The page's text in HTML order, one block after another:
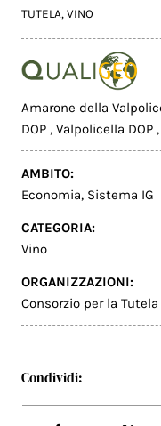
TUTELA,VINO
Amarone della
DOP ,Valpolicella DOP
AMBITO:
Economia, Sistema IG
CATEGORIA:
Vino
ORGANIZZAZIONI:
Consorzio per la
Condividi: